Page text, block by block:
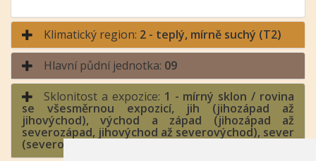
Klimatický region: 2 - teplý, mírně suchý (T2)
Hlavní půdní jednotka: 09
Sklonitost a expozice: 1 - mírný sklon / rovina
se všesměrnou expozicí, jih (jihozápad až
jihovýchod), východ a západ (jihozápad až
severozápad, jihovýchod až severovýchod), sever
(severozápad až severovýchod)